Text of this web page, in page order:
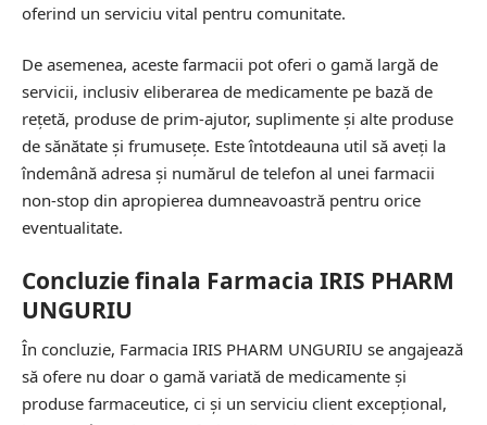
oferind un serviciu vital pentru comunitate.
De asemenea, aceste farmacii pot oferi o gamă largă de
servicii, inclusiv eliberarea de medicamente pe bază de
rețetă, produse de prim-ajutor, suplimente și alte produse
de sănătate și frumusețe. Este întotdeauna util să aveți la
îndemână adresa și numărul de telefon al unei farmacii
non-stop din apropierea dumneavoastră pentru orice
eventualitate.
Concluzie finala Farmacia IRIS PHARM
UNGURIU
În concluzie, Farmacia IRIS PHARM UNGURIU se angajează
să ofere nu doar o gamă variată de medicamente și
produse farmaceutice, ci și un serviciu client excepțional,